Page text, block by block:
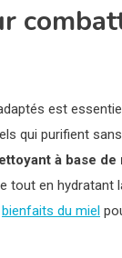
est
qui purifient
à base de
tout en hydratant
bienfaits du miel